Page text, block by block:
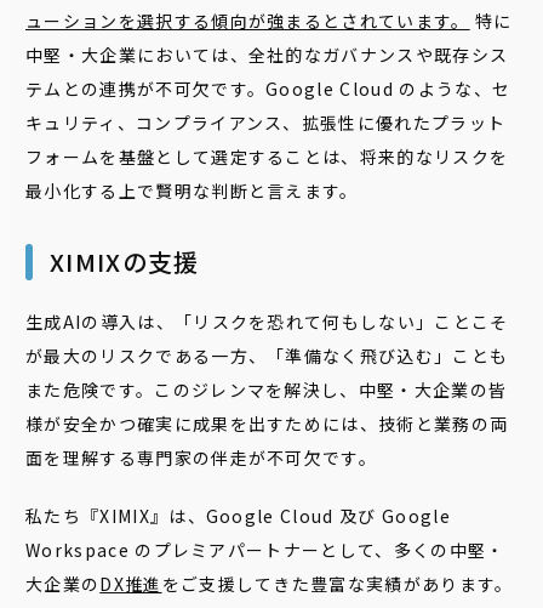
ューションを選択する傾向が強まるとされています。
特に
中堅・大企業においては、全社的なガバナンスや既存シス
テムとの連携が不可欠です。Google Cloud のような、セ
キュリティ、コンプライアンス、拡張性に優れたプラット
フォームを基盤として選定することは、将来的なリスクを
最小化する上で賢明な判断と言えます。
XIMIXの支援
生成AIの導入は、「リスクを恐れて何もしない」ことこそ
が最大のリスクである一方、「準備なく飛び込む」ことも
また危険です。このジレンマを解決し、中堅・大企業の皆
様が安全かつ確実に成果を出すためには、技術と業務の両
面を理解する専門家の伴走が不可欠です。
私たち『XIMIX』は、Google Cloud 及び Google
Workspace のプレミアパートナーとして、多くの中堅・
大企業のDX推進 をご支援してきた豊富な実績があります。